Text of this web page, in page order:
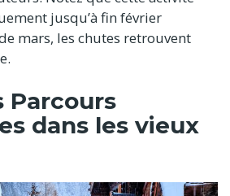
jusqu’à fin février
mars, les chutes retrouvent
Parcours
dans les vieux